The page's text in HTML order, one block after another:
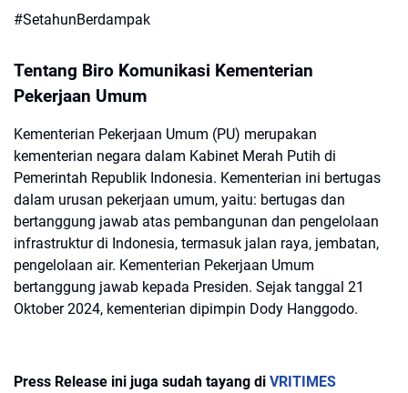
#SetahunBerdampak
Tentang Biro Komunikasi Kementerian
Pekerjaan Umum
Kementerian Pekerjaan Umum (PU) merupakan
kementerian negara dalam Kabinet Merah Putih di
Pemerintah Republik Indonesia. Kementerian ini bertugas
dalam urusan pekerjaan umum, yaitu: bertugas dan
bertanggung jawab atas pembangunan dan pengelolaan
infrastruktur di Indonesia, termasuk jalan raya, jembatan,
pengelolaan air. Kementerian Pekerjaan Umum
bertanggung jawab kepada Presiden. Sejak tanggal 21
Oktober 2024, kementerian dipimpin Dody Hanggodo.
Press Release ini juga sudah tayang di VRITIMES